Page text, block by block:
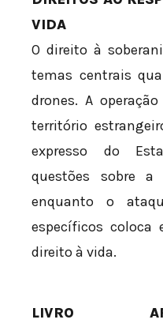
VIDA
O direito à
temas centrais
drones. A
território
expresso do
questões sobre a
enquanto o
específicos coloca
direito à vida.
LIVRO